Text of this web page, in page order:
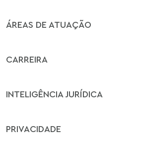
ÁREAS DE ATUAÇÃO
CARREIRA
INTELIGÊNCIA JURÍDICA
PRIVACIDADE